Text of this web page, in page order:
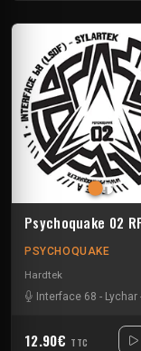
Psychoquake 02
PSYCHOQUAKE
Hardtek
Interface 68 - Lychar
12.90€ TTC